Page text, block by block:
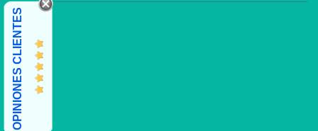
OPINIONES CLIENTES